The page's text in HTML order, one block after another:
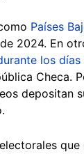
Países
2024. En
los días
Checa.
depositan